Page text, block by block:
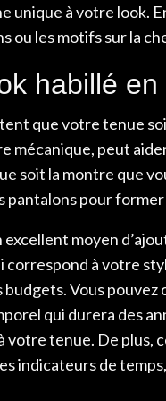
à votre look.
ou les motifs sur la
habillé
que votre tenue
mécanique, peut
soit la montre que
pantalons pour
moyen
correspond à votre
Vous
qui durera des
votre tenue. De
indicateurs de